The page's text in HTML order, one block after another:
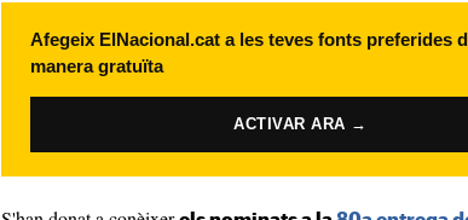
Afegeix ElNacional.cat a les teves fonts preferides
manera gratuïta
ACTIVAR ARA →